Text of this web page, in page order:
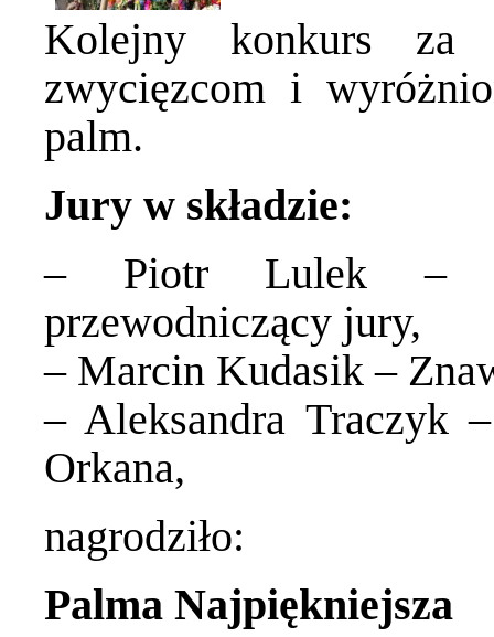
Kolejny konkurs za
zwycięzcom i
palm.
Jury w składzie:
– Piotr Lulek –
przewodniczący jury,
– Marcin Kudasik –
– Aleksandra Traczyk
Orkana,
nagrodziło:
Palma Najpiękniejsza